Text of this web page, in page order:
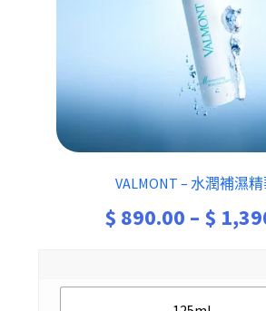
VALMONT – 水潤補濕
$ 890.00 – $